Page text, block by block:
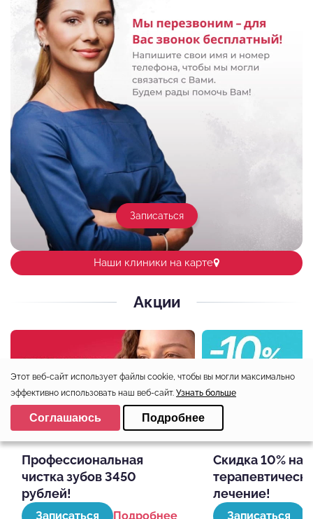
Записаться
Наши клиники на карте
Акции
Профессиональная
чистка зубов 3450
рублей!
Записаться Подробнее
Скидка 10% на
лечение!
Записаться
Этот веб-сайт использует файлы cookie, чтобы вы могли максимально
эффективно использовать наш веб-сайт. Узнать больше
Выберите настройки cookie
Минимальные
Аналитические/Функциональные
Соглашаюсь Подробнее